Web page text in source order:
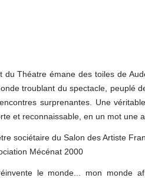
du Théatre émane des toiles de
troublant du spectacle, peuplé
surprenantes. Une
et reconnaissable, en un mot une
sociétaire du Salon des Artiste
Mécénat 2000
le monde... mon monde